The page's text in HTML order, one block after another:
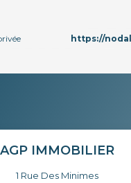
https://
AGP IMMOBILIER
1 Rue Des Minimes